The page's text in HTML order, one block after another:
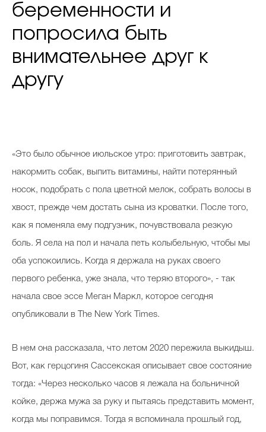
беременности и
попросила быть
внимательнее друг к
другу
«Это было обычное июльское утро: приготовить завтрак,
накормить собак, выпить витамины, найти потерянный
носок, подобрать с пола цветной мелок, собрать волосы в
хвост, прежде чем достать сына из кроватки. После того,
как я поменяла ему подгузник, почувствовала резкую
боль. Я села на пол и начала петь колыбельную, чтобы мы
оба успокоились. Когда я держала на руках своего
первого ребенка, уже знала, что теряю второго», - так
начала свое эссе Меган Маркл, которое сегодня
опубликовали в The New York Times.
В нем она рассказала, что летом 2020 пережила выкидыш.
Вот, как герцогиня Сассекская описывает свое состояние
тогда: «Через несколько часов я лежала на больничной
койке, держа мужа за руку и пытаясь представить момент,
когда мы поправимся. Тогда я вспоминала прошлый год,